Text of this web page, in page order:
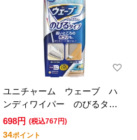
ユニチャーム ウェーブ ハ
ンディワイパー のびるタイ
プ 本体＋２枚
698円 (税込767円)
34ポイント